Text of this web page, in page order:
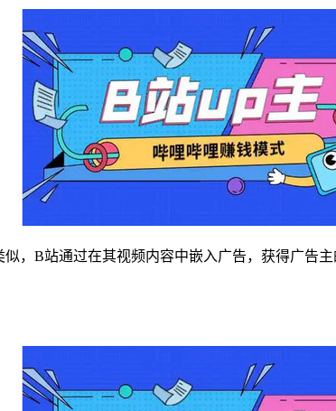
，B站通过在其视频内容中嵌入广告，获得广告